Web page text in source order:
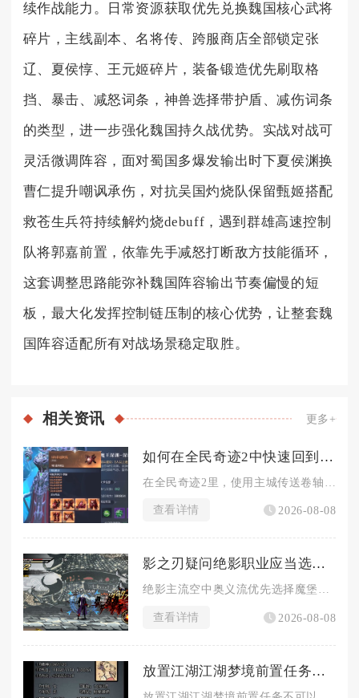
续作战能力。日常资源获取优先兑换魏国核心武将
碎片，主线副本、名将传、跨服商店全部锁定张
辽、夏侯惇、王元姬碎片，装备锻造优先刷取格
挡、暴击、减怒词条，神兽选择带护盾、减伤词条
的类型，进一步强化魏国持久战优势。实战对战可
灵活微调阵容，面对蜀国多爆发输出时下夏侯渊换
曹仁提升嘲讽承伤，对抗吴国灼烧队保留甄姬搭配
救苍生兵符持续解灼烧debuff，遇到群雄高速控制
队将郭嘉前置，依靠先手减怒打断敌方技能循环，
这套调整思路能弥补魏国阵容输出节奏偏慢的短
板，最大化发挥控制链压制的核心优势，让整套魏
国阵容适配所有对战场景稳定取胜。
相关资讯 更多+
如何在全民奇迹2中快速回到城市
查看详情 2026-08-08
影之刃疑问绝影职业应当选用何种心法
绝影主流空中奥义流优先选择魔堡故人、芳华邪后、暗夜飘香作为核...
查看详情 2026-08-08
放置江湖江湖梦境前置任务是否可与好友一起完成